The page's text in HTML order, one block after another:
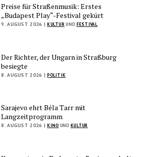
Preise für Straßenmusik: Erstes
„Budapest Play“-Festival gekürt
9. AUGUST 2026 | KULTUR UND FESTIVAL
Der Richter, der Ungarn in Straßburg
besiegte
8. AUGUST 2026 | POLITIK
Sarajevo ehrt Béla Tarr mit
Langzeitprogramm
8. AUGUST 2026 | KINO UND KULTUR